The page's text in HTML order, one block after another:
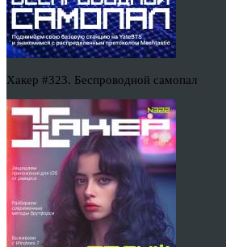
Хакер #323. Беспроводной самопал